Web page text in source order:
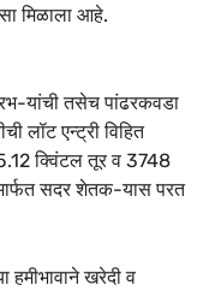
मिळाला आहे.
यांची तसेच पांढरकवडा
लॉट एन्ट्री विहित
क्विंटल तूर व 3748
सदर शेतक-यास परत
हमीभावाने खरेदी व